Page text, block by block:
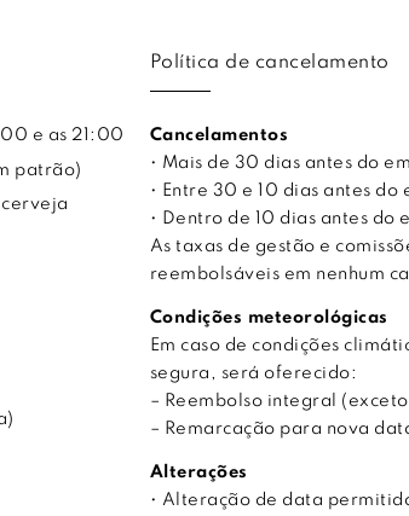
e as 21:00
patrão)
Política de cancelamento
Cancelamentos
• Mais de 30 dias antes do
• Entre 30 e 10 dias antes
• Dentro de 10 dias antes
As taxas de gestão e
reembolsáveis em nenhum
Condições meteorológicas
Em caso de condições
segura, será oferecido:
– Reembolso integral
– Remarcação para nova
Alterações
• Alteração de data